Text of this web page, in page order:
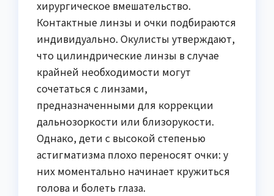
хирургическое вмешательство.
Контактные линзы и очки подбираются
индивидуально. Окулисты утверждают,
что цилиндрические линзы в случае
крайней необходимости могут
сочетаться с линзами,
предназначенными для коррекции
дальнозоркости или близорукости.
Однако, дети с высокой степенью
астигматизма плохо переносят очки: у
них моментально начинает кружиться
голова и болеть глаза.